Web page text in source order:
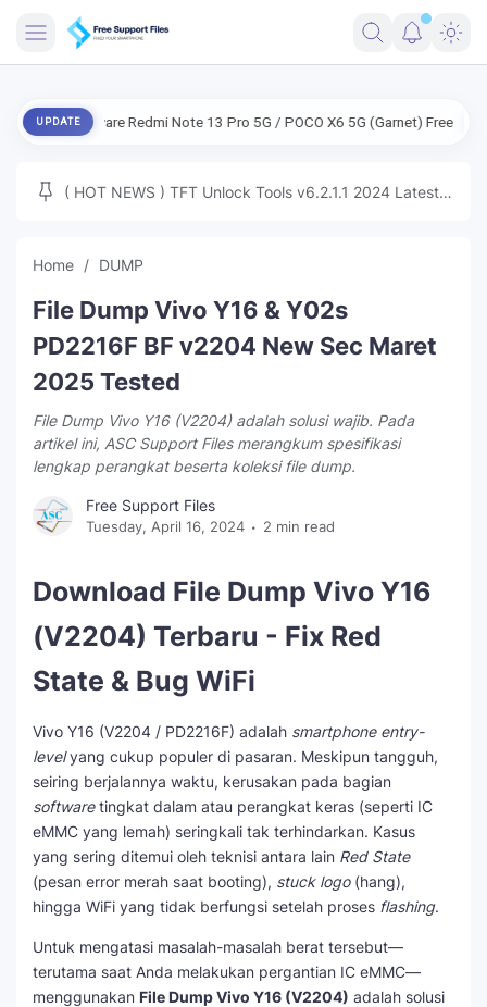
ENG FIRMWARE
MICLOUD
NEXT
TUTORIAL
FFU UFI
UPDATE
Redmi Note 13 Pro 5G / POCO X6 5G (Garnet) Free ENG
( HOT NEWS ) TFT Unlock Tools v6.2.1.1 2024 Latest
Home DUMP
File Dump Vivo Y16 & Y02s
PD2216F BF v2204 New Sec Maret
2025 Tested
File Dump Vivo Y16 (V2204) adalah solusi wajib. Pada
artikel ini, ASC Support Files merangkum spesifikasi
lengkap perangkat beserta koleksi file dump.
Free Support Files
Tuesday, April 16, 2024 2 min read
Download File Dump Vivo Y16
(V2204) Terbaru - Fix Red
State & Bug WiFi
Vivo Y16 (V2204 / PD2216F) adalah smartphone entry-
levelyang cukup populer di pasaran. Meskipun tangguh,
seiring berjalannya waktu, kerusakan pada bagian
softwaretingkat dalam atau perangkat keras (seperti IC
eMMC yang lemah) seringkali tak terhindarkan. Kasus
yang sering ditemui oleh teknisi antara lain Red State
(pesan error merah saat booting), stuck logo(hang),
hingga WiFi yang tidak berfungsi setelah proses flashing.
Untuk mengatasi masalah-masalah berat tersebut—
terutama saat Anda melakukan pergantian IC eMMC—
menggunakan File Dump Vivo Y16 (V2204) adalah solusi
Salin